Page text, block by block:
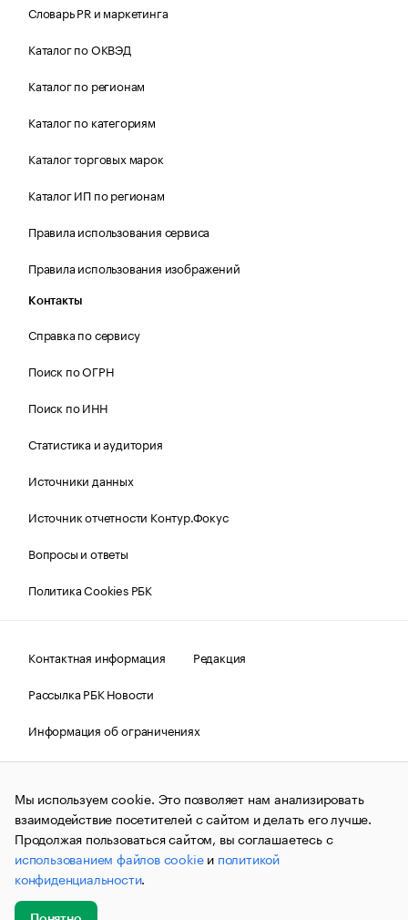
Словарь PR и маркетинга
Каталог по ОКВЭД
Каталог по регионам
Каталог по категориям
Каталог торговых марок
Каталог ИП по регионам
Правила использования сервиса
Правила использования изображений
Контакты
Справка по сервису
Поиск по ОГРН
Поиск по ИНН
Статистика и аудитория
Источники данных
Источник отчетности Контур.Фокус
Вопросы и ответы
Политика Cookies РБК
Контактная информация
Редакция
Рассылка РБК Новости
Информация об ограничениях
Правовая информация
О соблюдении авторских прав
© АО «РОСБИЗНЕСКОНСАЛТИНГ»,1995–2026.Сообщения
и материалы информационного агентства «РБК»
(зарегистрировано Федеральной службой по надзору в сфере
связи, информационных технологий и массовых
коммуникаций (Роскомнадзор) 09.12.2015 за номером ИА
№ФС77-63848) сопровождаются пометкой «РБК». Отдельные
публикации могут содержать информацию,
не предназначенную для пользователей
Мы используем cookie. Это позволяет нам анализировать
взаимодействие посетителей с сайтом и делать его лучше.
Продолжая пользоваться сайтом, вы соглашаетесь с
использованием файлов cookieи политикой
конфиденциальности.